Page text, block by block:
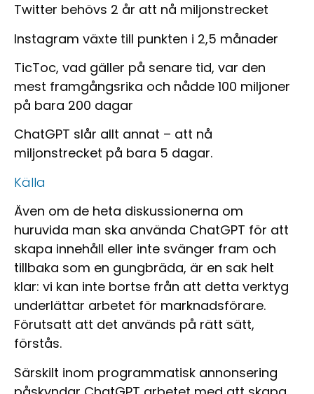
Twitter behövs 2 år att nå miljonstrecket
Instagram växte till punkten i 2,5 månader
TicToc, vad gäller på senare tid, var den
mest framgångsrika och nådde 100 miljoner
på bara 200 dagar
ChatGPT slår allt annat – att nå
miljonstrecket på bara 5 dagar.
Källa
Även om de heta diskussionerna om
huruvida man ska använda ChatGPT för att
skapa innehåll eller inte svänger fram och
tillbaka som en gungbräda, är en sak helt
klar: vi kan inte bortse från att detta verktyg
underlättar arbetet för marknadsförare.
Förutsatt att det används på rätt sätt,
förstås.
Särskilt inom programmatisk annonsering